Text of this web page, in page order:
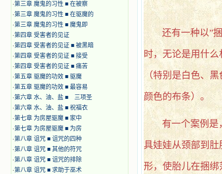
·第三章 魔鬼的习性 ■ 在被察
·第三章 魔鬼的习性 ■ 在驱魔的
·第三章 魔鬼的习性 ■ 魔鬼即
·第四章 受害者的见证
·第四章 受害者的见证 ■ 被黑暗
·第四章 受害者的见证 ■ 接受
·第四章 受害者的见证 ■ 痛苦
·第五章 驱魔的功效 ■ 驱魔
·第五章 驱魔的功效 ■ 最容易
·第六章 水、油、盐 ■ 三项圣
·第六章 水、油、盐 ■ 祝福衣
·第七章 为房屋驱魔 ■ 家中
·第七章 为房屋驱魔 ■ 为房
·第八章 诅咒 ■ 诅咒的四种
·第八章 诅咒 ■ 其他的符咒
·第八章 诅咒 ■ 诅咒的排除
·第八章 诅咒 ■ 求助于巫术
还有一种以”
时，无论是用什
（特别是白色、
颜色的布条）。
有一个案例是
具娃娃从颈部到
形，使胎儿在捆